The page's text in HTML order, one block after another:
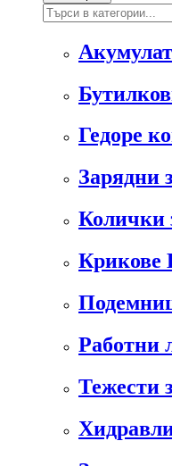
Гедоре
Зарядни
Колички
Крикове
Работни
Тежести